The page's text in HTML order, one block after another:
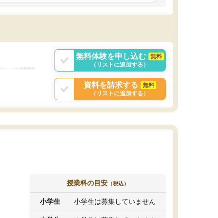
あれば自学自習で
からず辞めること
と感じました。
無料体験を申し込む
無料
（リストに追加する）
資料を請求する
無料
（リストに追加する）
授業料の目安 （税込）
小学生 小学生は募集していません